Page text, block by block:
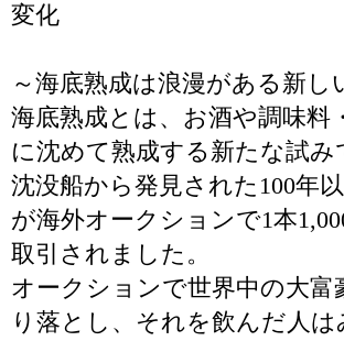
変化
～海底熟成は浪漫がある新し
海底熟成とは、お酒や調味料
に沈めて熟成する新たな試み
沈没船から発見された100年
が海外オークションで1本
取引されました。
オークションで世界中の大富
り落とし、それを飲んだ人は